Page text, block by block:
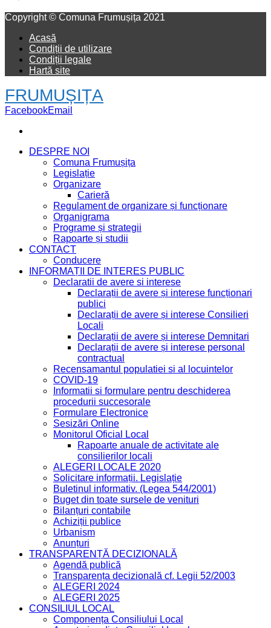
Copyright © Comuna Frumușița 2021
Acasă
Condiții de utilizare
Condiții legale
Hartă site
FRUMUȘIȚA
FacebookEmail
DESPRE NOI
Comuna Frumușița
Legislație
Organizare
Carieră
Regulament de organizare și funcționare
Organigrama
Programe și strategii
Rapoarte și studii
CONTACT
Conducere
INFORMAȚII DE INTERES PUBLIC
Declaratii de avere si interese
Declarații de avere și interese funcționari
publici
Declarații de avere și interese Consilieri
Locali
Declarații de avere și interese Demnitari
Declarații de avere și interese personal
contractual
Recensamantul populatiei si al locuintelor
COVID-19
Informatii si formulare pentru deschiderea
procedurii succesorale
Formulare Electronice
Sesizări Online
Monitorul Oficial Local
Rapoarte anuale de activitate ale
consilierilor locali
ALEGERI LOCALE 2020
Solicitare informații. Legislație
Buletinul informativ. (Legea 544/2001)
Buget din toate sursele de venituri
Bilanțuri contabile
Achiziții publice
Urbanism
Anunțuri
TRANSPARENȚĂ DECIZIONALĂ
Agendă publică
Transparența decizională cf. Legii 52/2003
ALEGERI 2024
ALEGERI 2025
CONSILIUL LOCAL
Componența Consiliului Local